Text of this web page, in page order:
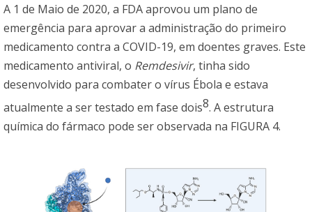
A 1 de Maio de 2020, a FDA aprovou um plano de
emergência para aprovar a administração do primeiro
medicamento contra a COVID-19, em doentes graves. Este
medicamento antiviral, o Remdesivir, tinha sido
desenvolvido para combater o vírus Ébola e estava
atualmente a ser testado em fase dois8. A estrutura
química do fármaco pode ser observada na FIGURA 4.